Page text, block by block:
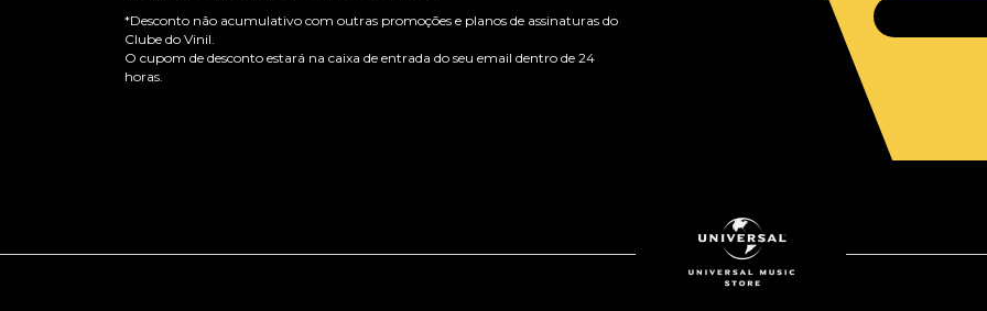
*Desconto não acumulativo com outras promoções e planos de assinaturas do
Clube do Vinil.
O cupom de desconto estará na caixa de entrada do seu email dentro de 24
horas.